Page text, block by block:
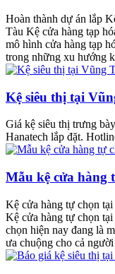
Hoàn thành dự án lắp
Tàu Kệ cửa hàng tạp
mô hình cửa hàng tạp
trong những xu hướng
Kệ siêu thị tại
Giá kệ siêu thị trưng
Hanatech lắp đặt.
Mẫu kệ cửa hàng
Kệ cửa hàng tự chọn
Kệ cửa hàng tự chọn
chọn hiện nay đang là
ưa chuộng cho cả